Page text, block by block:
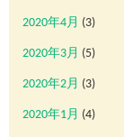
2020年4月 (3)
2020年3月 (5)
2020年2月 (3)
2020年1月 (4)